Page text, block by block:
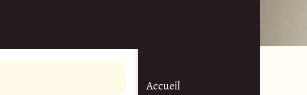
Accueil